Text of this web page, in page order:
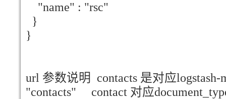
"name" : "rsc"
}
}
url 参数说明 contacts 是对应logstash-
"contacts" contact 对应